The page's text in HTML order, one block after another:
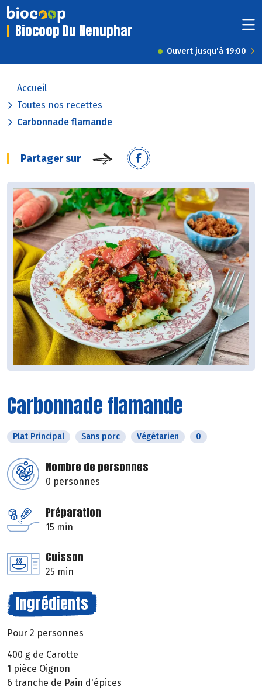
Biocoop Du Nenuphar
Ouvert jusqu'à 19:00
Accueil
Toutes nos recettes
Carbonnade flamande
Partager sur
Carbonnade flamande
Plat Principal Sans porc Végétarien 0
Nombre de personnes
0 personnes
Préparation
15 min
Cuisson
25 min
Ingrédients
Pour 2 personnes
400 g de Carotte
1 pièce Oignon
6 tranche de Pain d'épices